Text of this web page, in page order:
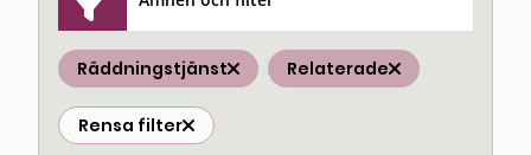
Räddningstjänst Relaterade
Rensa filter